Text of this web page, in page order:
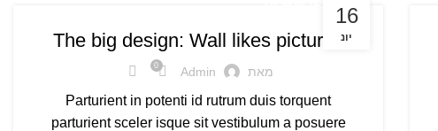
16
יונThe big design: Wall likes pictures
מאת Admin
0
Parturient in potenti id rutrum duis torquent
parturient sceler isque sit vestibulum a posuere